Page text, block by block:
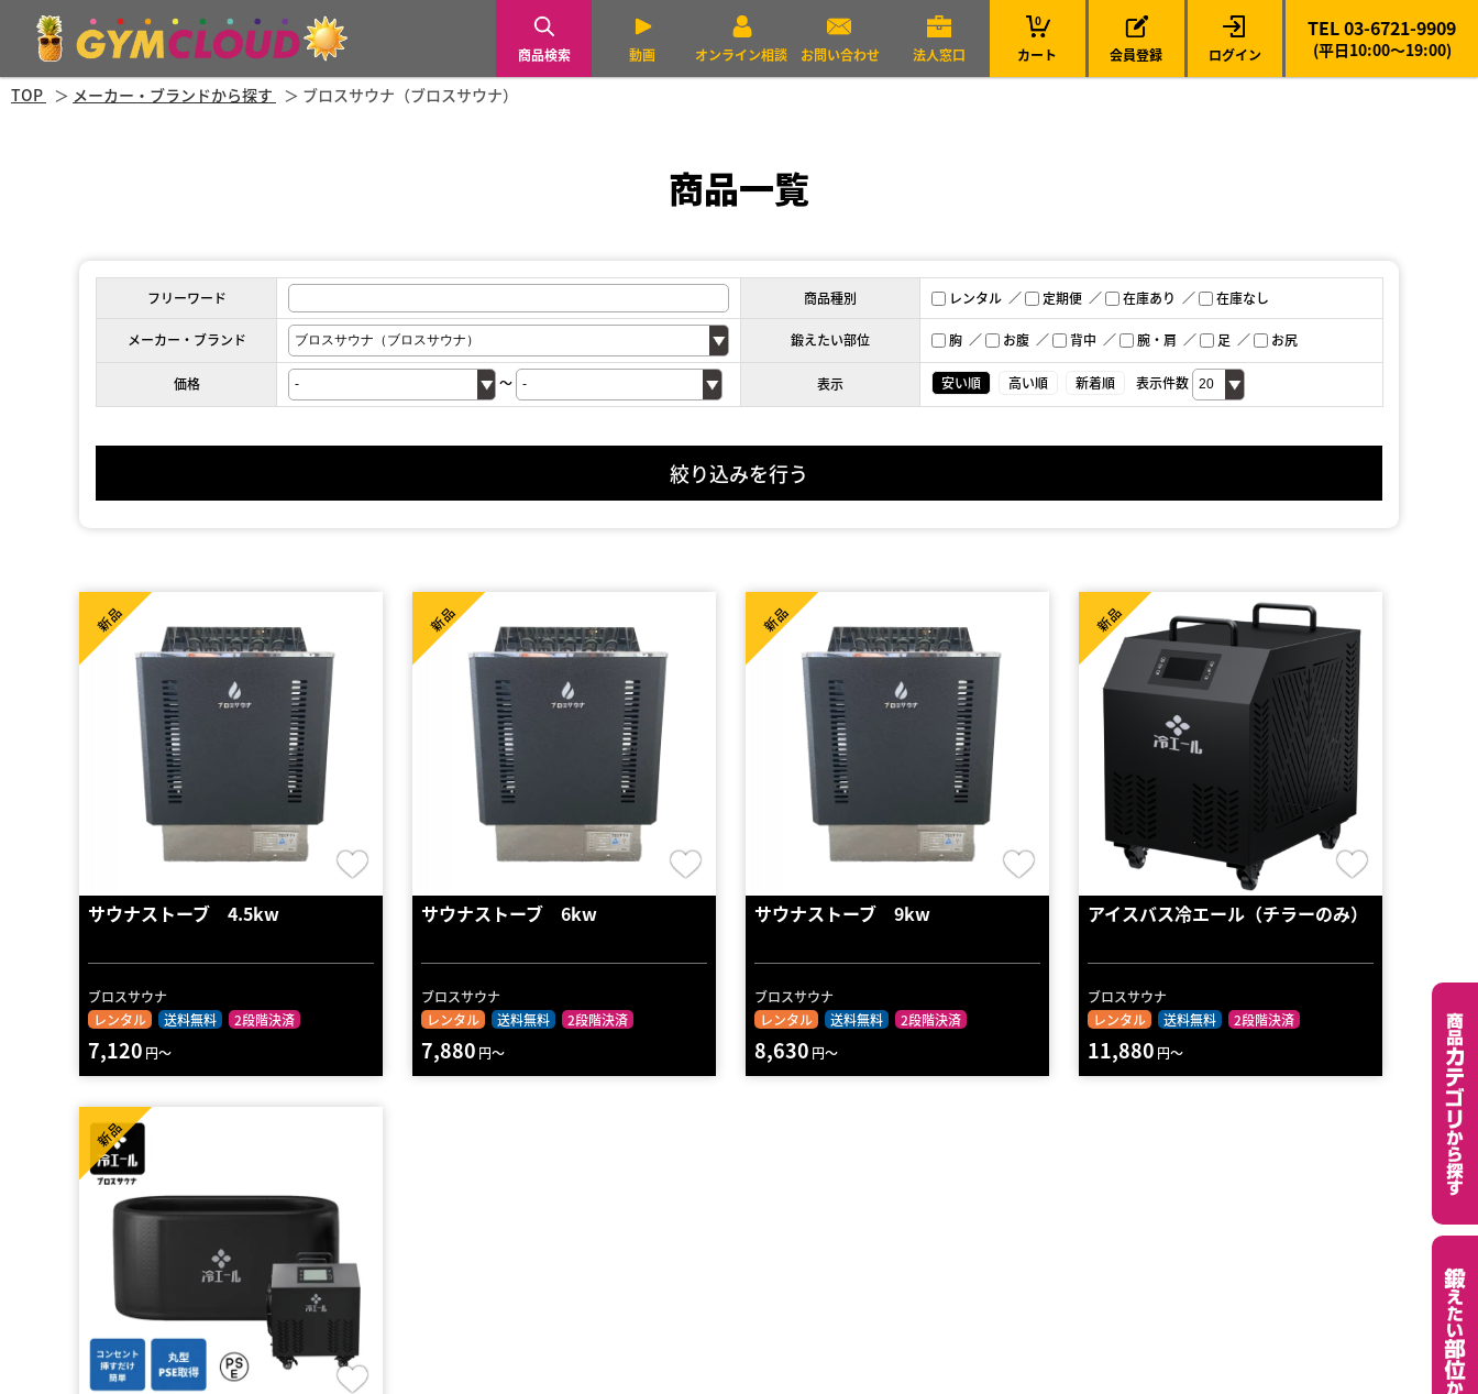
商品検索 動画 オンライン相談 お問い合わせ 法人窓口 カート
0
会員登録 ログイン
TEL 03-6721-9909
(平日10:00～19:00)
TOP メーカー・ブランドから探す ブロスサウナ（ブロスサウナ）
商品一覧
フリーワード 商品種別 レンタル 定期便 在庫あり 在庫なし
メーカー・ブランド 鍛えたい部位 胸 お腹 背中 腕・肩 足 お尻
価格 ～ 表示 安い順 高い順 新着順 表示件数
絞り込みを行う
サウナストーブ 4.5kw
ブロスサウナ
レンタル
送料無料 2段階決済
新品
7,120 円～
サウナストーブ 6kw
ブロスサウナ
レンタル
送料無料 2段階決済
新品
7,880 円～
サウナストーブ 9kw
ブロスサウナ
レンタル
送料無料 2段階決済
新品
8,630 円～
アイスバス冷エール（チラーのみ）
ブロスサウナ
レンタル
送料無料 2段階決済
新品
11,880 円～
新品